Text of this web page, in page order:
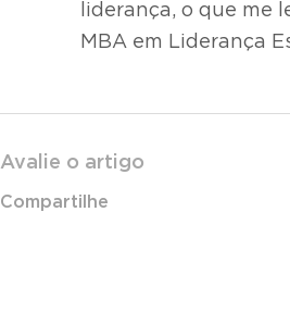
liderança, o que me
MBA em Liderança
Avalie o artigo
Compartilhe